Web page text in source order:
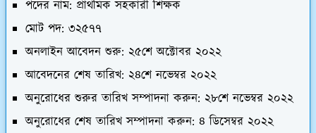
পদের নাম: প্রাথমিক সহকারী শিক্ষক
মোট পদ: ৩২৫৭৭
অনলাইন আবেদন শুরু: ২৫শে অক্টোবর ২০২২
আবেদনের শেষ তারিখ: ২৪শে নভেম্বর ২০২২
অনুরোধের শুরুর তারিখ সম্পাদনা করুন: ২৮শে নভেম্বর ২০২২
অনুরোধের শেষ তারিখ সম্পাদনা করুন: ৪ ডিসেম্বর ২০২২